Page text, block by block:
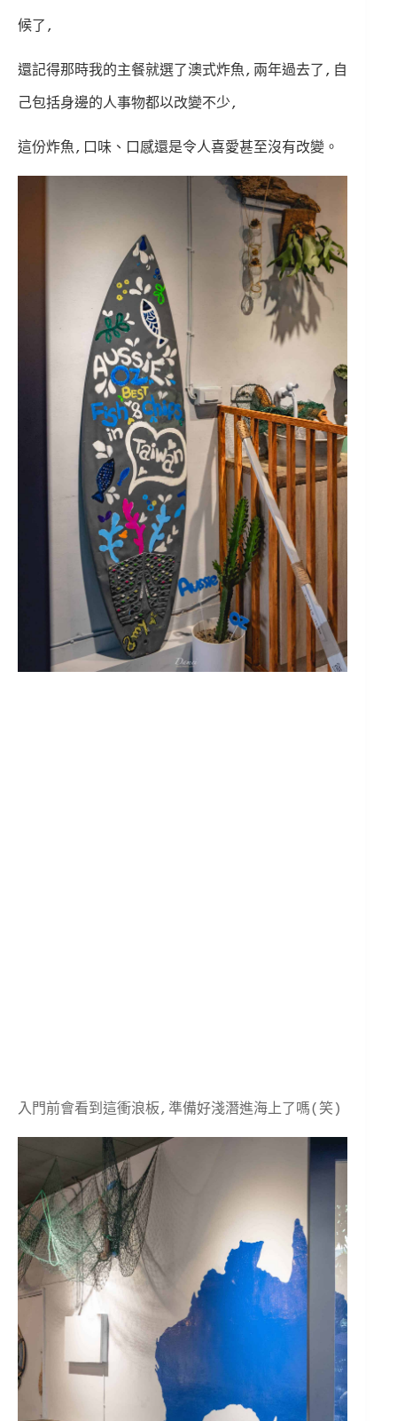
候了,
還記得那時我的主餐就選了澳式炸魚,兩年過去了,自
己包括身邊的人事物都以改變不少,
這份炸魚,口味、口感還是令人喜愛甚至沒有改變。
入門前會看到這衝浪板,準備好淺潛進海上了嗎(笑)